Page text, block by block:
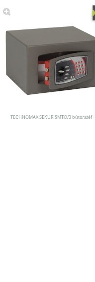
TECHNOMAX SEKUR SMTO/3 bútorszéf